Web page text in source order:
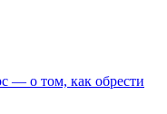
— о том, как обрести